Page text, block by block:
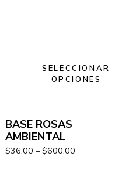
SELECCIONAR
OPCIONES
BASE ROSAS
AMBIENTAL
$36.00 – $600.00